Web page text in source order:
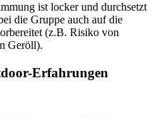
ist locker und durchsetzt
die Gruppe auch auf die
(z.B. Risiko von
Geröll).
Erfahrungen